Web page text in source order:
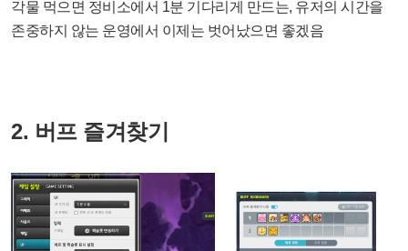
각물 먹으면 정비소에서 1분 기다리게 만드는, 유저의 시간을
존중하지 않는 운영에서 이제는 벗어났으면 좋겠음
2. 버프 즐겨찾기